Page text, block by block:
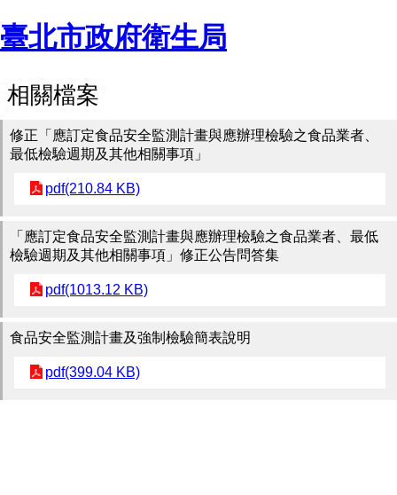
臺北市政府衛生局
相關檔案
修正「應訂定食品安全監測計畫與應辦理檢驗之食品業者、
最低檢驗週期及其他相關事項」
pdf(210.84 KB)
「應訂定食品安全監測計畫與應辦理檢驗之食品業者、最低
檢驗週期及其他相關事項」修正公告問答集
pdf(1013.12 KB)
食品安全監測計畫及強制檢驗簡表說明
pdf(399.04 KB)